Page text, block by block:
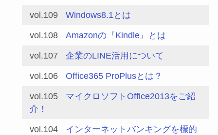
vol.109 Windows8.1とは
vol.108 Amazonの『Kindle』とは
vol.107 企業のLINE活用について
vol.106 Office365 ProPlusとは？
vol.105
マイクロソフトOffice2013をご紹
介！
vol.104
インターネットバンキングを標的